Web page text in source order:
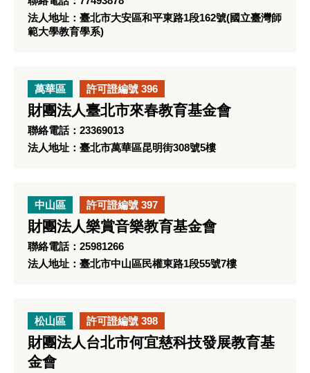
法人地址：臺北市大安區和平東路1段162號(國立臺灣師
範大學教育學系)
萬華區 許可證編號 396
財團法人臺北市來春教育基金會
聯絡電話：23369013
法人地址：臺北市萬華區昆明街308號5樓
中山區 許可證編號 397
財團法人樂賞音樂教育基金會
聯絡電話：25981266
法人地址：臺北市中山區民權東路1段55號7樓
松山區 許可證編號 398
財團法人台北市何宜慈科技發展教育基
金會